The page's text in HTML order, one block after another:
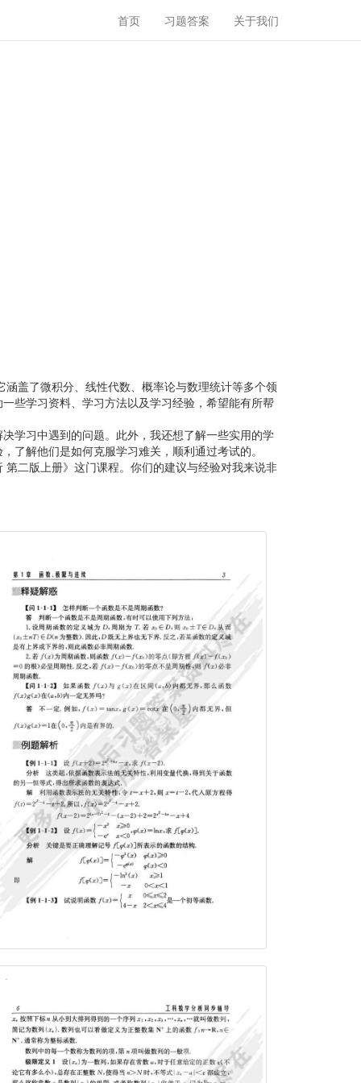
首页 习题答案 关于我们
盖了微积分、线性代数、概率论与数理统计等多个领
些学习资料、学习方法以及学习经验，希望能有所帮
学习中遇到的问题。此外，我还想了解一些实用的学
了解他们是如何克服学习难关，顺利通过考试的。
二版上册》这门课程。你们的建议与经验对我来说非